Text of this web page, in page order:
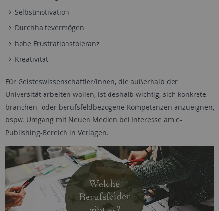
Selbstmotivation
Durchhaltevermögen
hohe Frustrationstoleranz
Kreativität
Für Geisteswissenschaftler/innen, die außerhalb der
Universität arbeiten wollen, ist deshalb wichtig, sich konkrete
branchen- oder berufsfeldbezogene Kompetenzen anzueignen,
bspw. Umgang mit Neuen Medien bei Interesse am e-
Publishing-Bereich in Verlagen.